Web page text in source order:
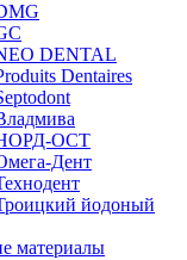
DENTAL
Dentaires
НОРД-ОСТ
Дент
йодоный
материалы